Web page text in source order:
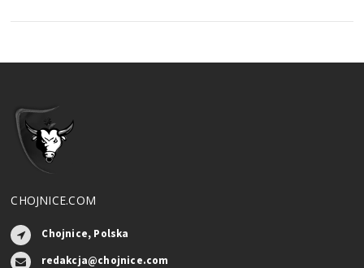
CHOJNICE.COM
Chojnice, Polska
redakcja@chojnice.com